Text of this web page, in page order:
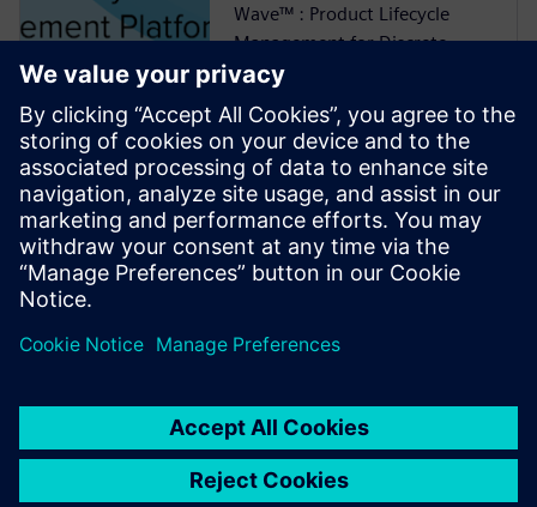
Wave™ : Product Lifecycle
Management for Discrete
Manufacturers, Q3 2025
analyst report
適応性の高いPLM
基盤
を構築